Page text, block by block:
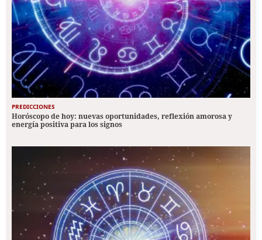
PREDICCIONES
Horóscopo de hoy: nuevas oportunidades, reflexión amorosa y
energía positiva para los signos